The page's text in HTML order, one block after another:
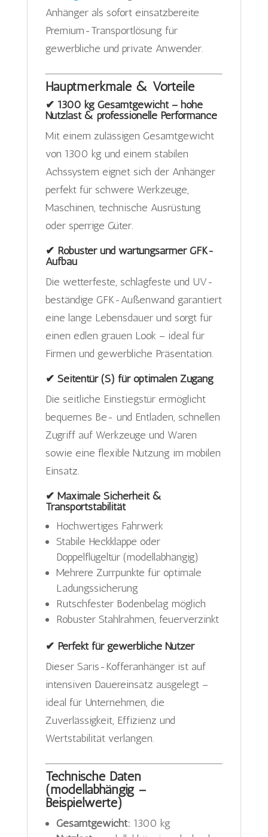
Anhänger als sofort einsatzbereite
Premium-Transportlösung für
gewerbliche und private Anwender.
Hauptmerkmale & Vorteile
✔ 1300 kg Gesamtgewicht – hohe
Nutzlast & professionelle Performance
Mit einem zulässigen Gesamtgewicht
von 1300 kg und einem stabilen
Achssystem eignet sich der Anhänger
perfekt für schwere Werkzeuge,
Maschinen, technische Ausrüstung
oder sperrige Güter.
✔ Robuster und wartungsarmer GFK-
Aufbau
Die wetterfeste, schlagfeste und UV-
beständige GFK-Außenwand garantiert
eine lange Lebensdauer und sorgt für
einen edlen grauen Look – ideal für
Firmen und gewerbliche Präsentation.
✔ Seitentür (S) für optimalen Zugang
Die seitliche Einstiegstür ermöglicht
bequemes Be- und Entladen, schnellen
Zugriff auf Werkzeuge und Waren
sowie eine flexible Nutzung im mobilen
Einsatz.
✔ Maximale Sicherheit &
Transportstabilität
Hochwertiges Fahrwerk
Stabile Heckklappe oder
Doppelflügeltür (modellabhängig)
Mehrere Zurrpunkte für optimale
Ladungssicherung
Rutschfester Bodenbelag möglich
Robuster Stahlrahmen, feuerverzinkt
✔ Perfekt für gewerbliche Nutzer
Dieser Saris-Kofferanhänger ist auf
intensiven Dauereinsatz ausgelegt –
ideal für Unternehmen, die
Zuverlässigkeit, Effizienz und
Wertstabilität verlangen.
Technische Daten
(modellabhängig –
Beispielwerte)
Gesamtgewicht: 1300 kg